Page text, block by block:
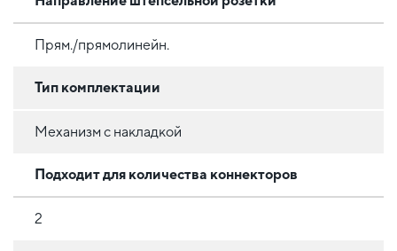
Прям./прямолинейн.
Тип комплектации
Механизм с накладкой
Подходит для количества коннекторов
2